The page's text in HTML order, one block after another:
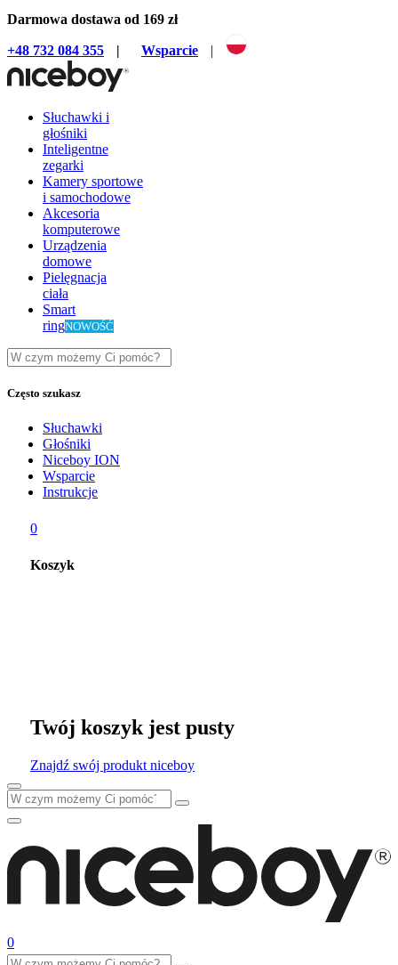
Darmowa dostawa od 169 zł
+48 732 084 355 | Wsparcie |
Słuchawki i
głośniki
Inteligentne
zegarki
Kamery sportowe
i samochodowe
Akcesoria
komputerowe
Urządzenia
domowe
Pielęgnacja
ciała
Smart
ringNOWOŚĆ
Często szukasz
Słuchawki
Głośniki
Niceboy ION
Wsparcie
Instrukcje
0
Koszyk
Twój koszyk jest pusty
Znajdź swój produkt niceboy
0